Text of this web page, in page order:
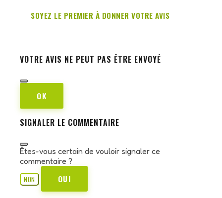
SOYEZ LE PREMIER À DONNER VOTRE AVIS
VOTRE AVIS NE PEUT PAS ÊTRE ENVOYÉ
OK
SIGNALER LE COMMENTAIRE
Êtes-vous certain de vouloir signaler ce
commentaire ?
NON
OUI